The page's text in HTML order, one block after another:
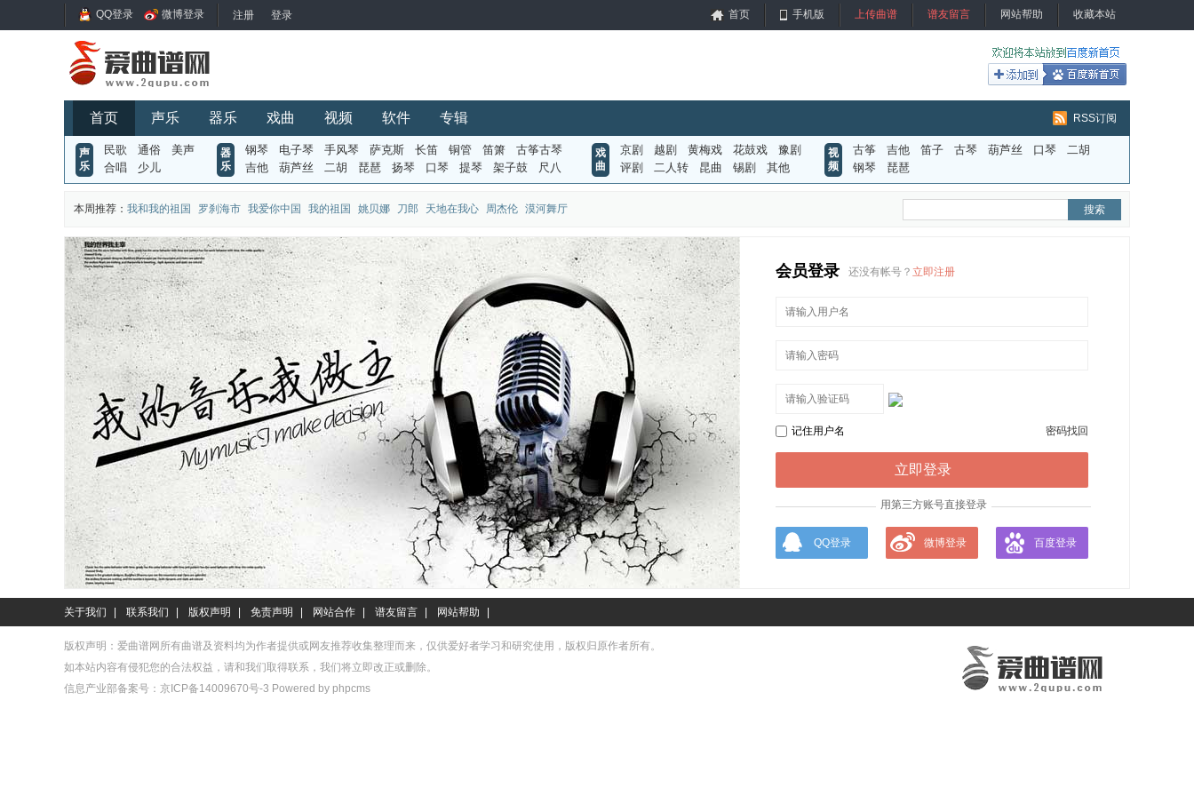
QQ登录 微博登录 首页 手机版 上传曲谱 谱友留言 网站帮助 收藏本站
首页 声乐 器乐 戏曲 视频 软件 专辑 RSS订阅
声
乐
民歌 通俗
美声
合唱
少儿
器
乐
钢琴 电子琴 手风琴 萨克斯 长笛 铜管 笛箫
古筝古琴
吉他
葫芦丝 二胡 琵琶 扬琴 口琴 提琴 架子鼓 尺八
戏
曲
京剧 越剧 黄梅戏 花鼓戏
豫剧
评剧
二人转 昆曲 锡剧 其他
视
频
古筝 吉他 笛子 古琴 葫芦丝 口琴
二胡
钢琴
琵琶
本周推荐： 我和我的祖国 罗刹海市 我爱你中国 我的祖国 姚贝娜 刀郎 天地在我心 周杰伦 漠河舞厅
会员登录 还没有帐号？ 立即注册
记住用户名 密码找回
用第三方账号直接登录
QQ登录 微博登录 百度登录
关于我们 联系我们 版权声明 免责声明 网站合作 谱友留言 网站帮助
版权声明：爱曲谱网所有曲谱及资料均为作者提供或网友推荐收集整理而来，仅供爱好者学习和研究使用，版权归原作者所有。
如本站内容有侵犯您的合法权益，请和我们取得联系，我们将立即改正或删除。
信息产业部备案号： 京ICP备14009670号-3 Powered by phpcms